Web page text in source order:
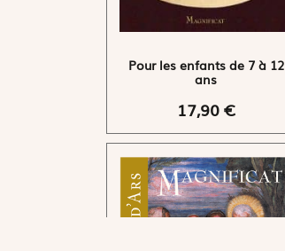
Pour les enfants de 7 à 12
ans
17,90 €